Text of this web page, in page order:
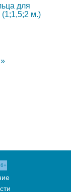
для
(1;1,5;2 м.)